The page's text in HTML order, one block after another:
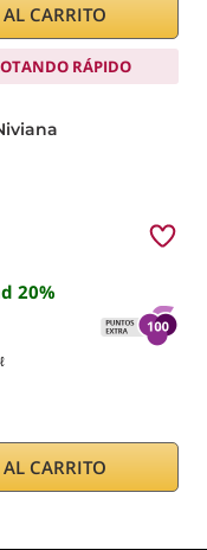
CARRITO
RÁPIDO
20%
CARRITO